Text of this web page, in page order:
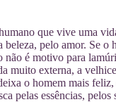
que vive uma
pelo amor. Se
é motivo para
muito externa, a
o homem mais
pelas essências, pelos